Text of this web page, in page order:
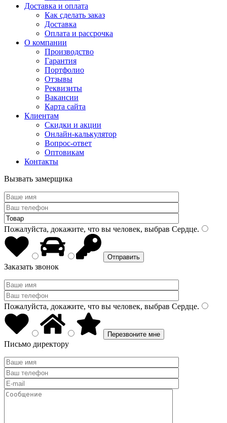
Доставка и оплата
Как сделать заказ
Доставка
Оплата и рассрочка
О компании
Производство
Гарантия
Портфолио
Отзывы
Реквизиты
Вакансии
Карта сайта
Клиентам
Скидки и акции
Онлайн-калькулятор
Вопрос-ответ
Оптовикам
Контакты
Вызвать замерщика
Пожалуйста, докажите, что вы человек, выбрав Сердце.
Заказать звонок
Пожалуйста, докажите, что вы человек, выбрав Сердце.
Письмо директору